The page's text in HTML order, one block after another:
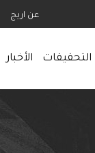
عن اريج
التحقيقات الأخبار